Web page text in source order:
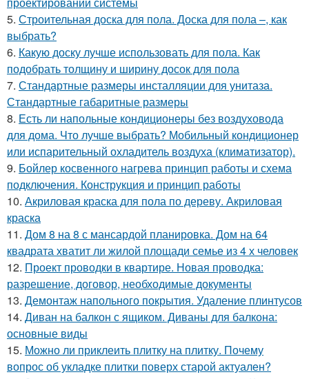
5. Строительная доска для пола. Доска для пола –, как
выбрать?
6. Какую доску лучше использовать для пола. Как
подобрать толщину и ширину досок для пола
7. Стандартные размеры инсталляции для унитаза.
Стандартные габаритные размеры
8. Есть ли напольные кондиционеры без воздуховода
для дома. Что лучше выбрать? Мобильный кондиционер
или испарительный охладитель воздуха (климатизатор).
9. Бойлер косвенного нагрева принцип работы и схема
подключения. Конструкция и принцип работы
10. Акриловая краска для пола по дереву. Акриловая
краска
11. Дом 8 на 8 с мансардой планировка. Дом на 64
квадрата хватит ли жилой площади семье из 4 х человек
12. Проект проводки в квартире. Новая проводка:
разрешение, договор, необходимые документы
13. Демонтаж напольного покрытия. Удаление плинтусов
14. Диван на балкон с ящиком. Диваны для балкона:
основные виды
15. Можно ли приклеить плитку на плитку. Почему
вопрос об укладке плитки поверх старой актуален?